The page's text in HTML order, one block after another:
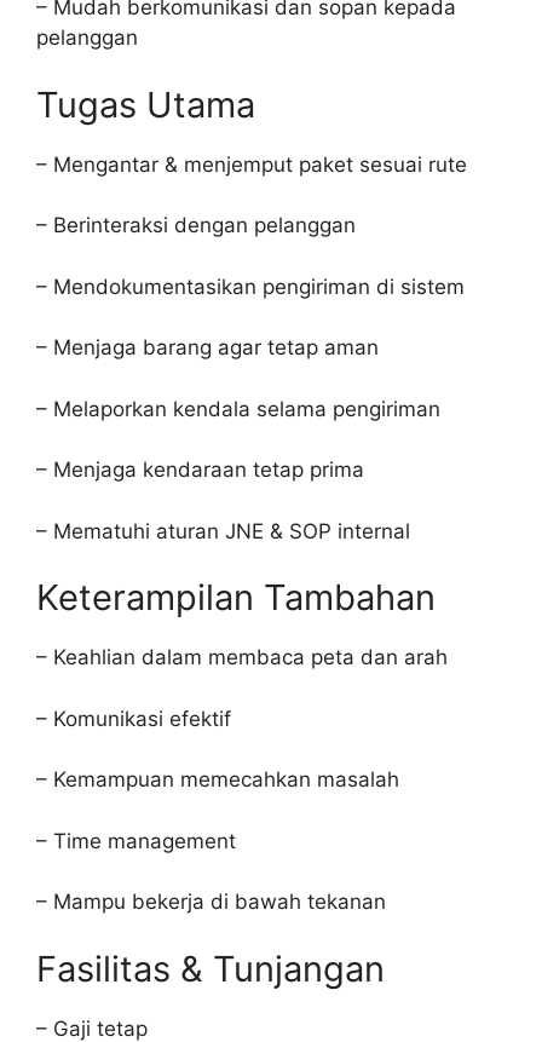
– Mudah berkomunikasi dan sopan kepada
pelanggan
Tugas Utama
– Mengantar & menjemput paket sesuai rute
– Berinteraksi dengan pelanggan
– Mendokumentasikan pengiriman di sistem
– Menjaga barang agar tetap aman
– Melaporkan kendala selama pengiriman
– Menjaga kendaraan tetap prima
– Mematuhi aturan JNE & SOP internal
Keterampilan Tambahan
– Keahlian dalam membaca peta dan arah
– Komunikasi efektif
– Kemampuan memecahkan masalah
– Time management
– Mampu bekerja di bawah tekanan
Fasilitas & Tunjangan
– Gaji tetap